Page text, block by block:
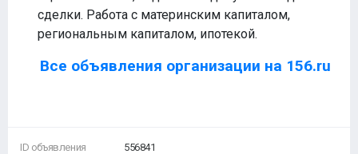
сделки. Работа с материнским капиталом,
региональным капиталом, ипотекой.
Все объявления организации на 156.ru
ID объявления
556841